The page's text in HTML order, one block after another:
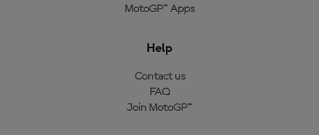
MotoGP™ Apps
Help
Contact us
FAQ
Join MotoGP™